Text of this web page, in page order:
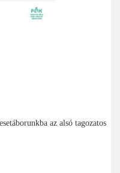
az alsó tagozatos